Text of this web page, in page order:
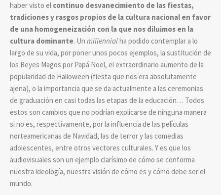
haber visto el continuo desvanecimiento de las fiestas,
tradiciones y rasgos propios de la cultura nacional en favor
de una homogeneización con la que nos diluimos en la
cultura dominante. Un millennialha podido contemplar a lo
largo de su vida, por poner unos pocos ejemplos, la sustitución de
los Reyes Magos por Papá Noel, el extraordinario aumento de la
popularidad de Halloween (fiesta que nos era absolutamente
ajena), o la importancia que se da actualmente a las ceremonias
de graduación en casi todas las etapas de la educación… Todos
estos son cambios que no podrían explicarse de ninguna manera
si no es, respectivamente, por la influencia de las películas
norteamericanas de Navidad, las de terror y las comedias
adolescentes, entre otros vectores culturales. Y es que los
audiovisuales son un ejemplo clarísimo de cómo se conforma
nuestra ideología, nuestra visión de cómo es y cómo debe ser el
mundo.